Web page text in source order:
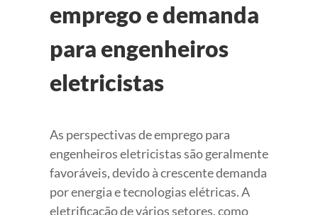
emprego e demanda
para engenheiros
eletricistas
As perspectivas de emprego para
engenheiros eletricistas são geralmente
favoráveis, devido à crescente demanda
por energia e tecnologias elétricas. A
eletrificação de vários setores, como